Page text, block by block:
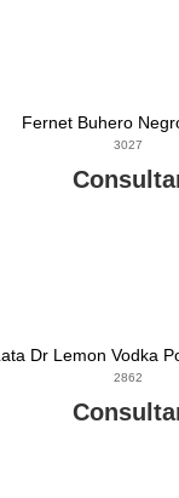
Fernet Buhero
3027
2862